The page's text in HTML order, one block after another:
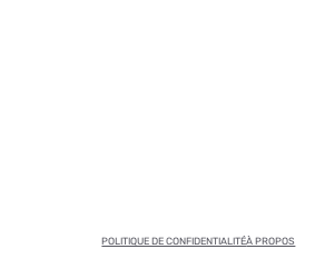
POLITIQUE DE CONFIDENTIALITÉÀ PROPOS